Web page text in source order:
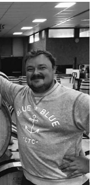
Feusselottes 一级葡萄
特级葡萄园。除了